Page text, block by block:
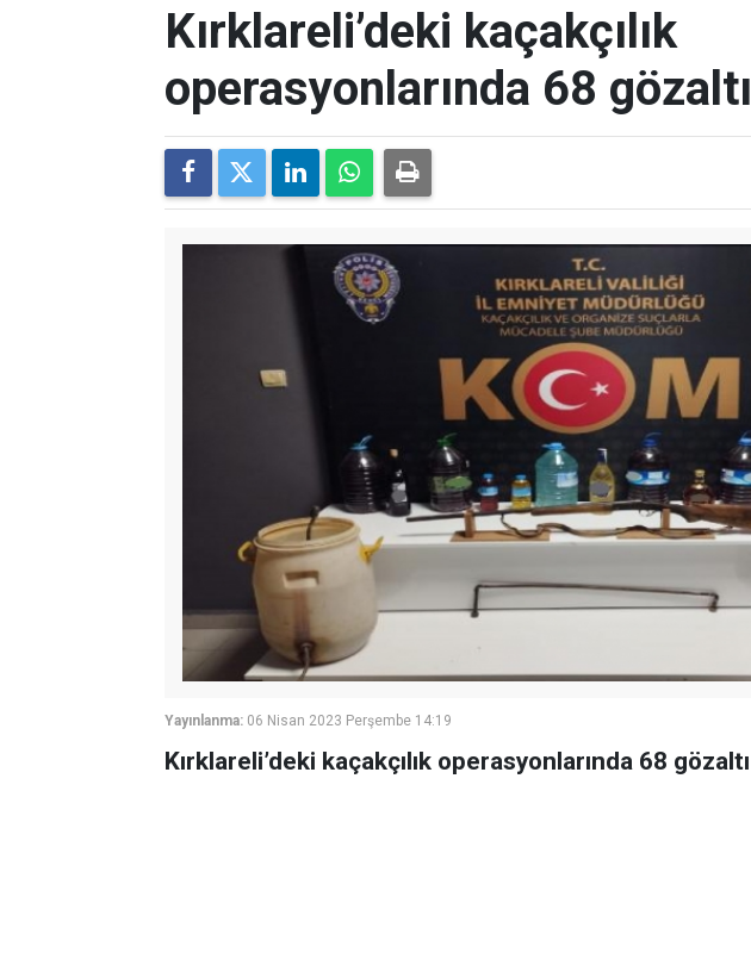
Kırklareli’deki kaçakçılık
operasyonlarında 68 gözaltı
Yayınlanma: 06 Nisan 2023 Perşembe 14:19
Kırklareli’deki kaçakçılık operasyonlarında 68 gözaltı